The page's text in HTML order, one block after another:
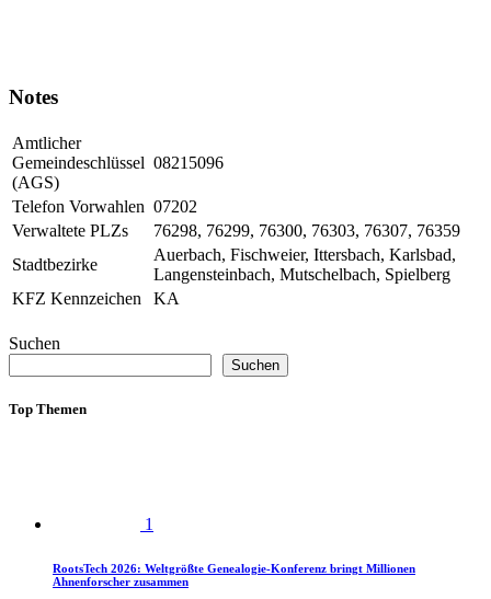
Notes
Amtlicher
Gemeindeschlüssel
(AGS)
08215096
Telefon Vorwahlen 07202
Verwaltete PLZs
76298, 76299, 76300, 76303, 76307, 76359
Stadtbezirke
Auerbach, Fischweier, Ittersbach, Karlsbad,
Langensteinbach, Mutschelbach, Spielberg
KFZ Kennzeichen
KA
Suchen
Suchen
Top Themen
1
RootsTech 2026: Weltgrößte Genealogie-Konferenz bringt Millionen
Ahnenforscher zusammen